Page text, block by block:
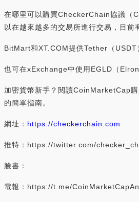
在哪里可以購買CheckerChain協議（
以在越來越多的交易所進行交易，目前
BitMart和XT.COM提供Tether（USDT
也可在xExchange中使用EGLD（
加密貨幣新手？閱讀CoinMarketCap
的簡單指南。
網址： https://checkerchain.com
推特：https://twitter.com/
臉書：
電報：https://t.me/